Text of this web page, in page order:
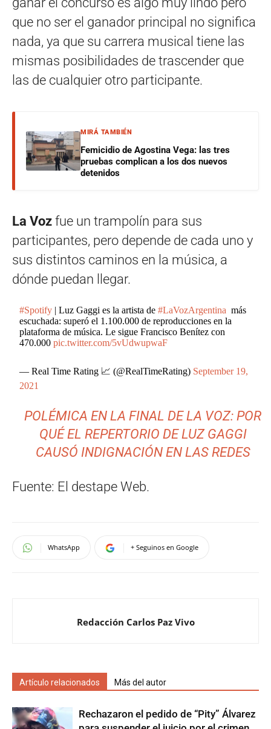
que no ser el ganador principal no significa
nada, ya que su carrera musical tiene las
mismas posibilidades de trascender que
las de cualquier otro participante.
MIRÁ TAMBIÉN
Femicidio de Agostina Vega: las tres
pruebas complican a los dos nuevos
detenidos
La Voz fue un trampolín para sus
participantes, pero depende de cada uno y
sus distintos caminos en la música, a
dónde puedan llegar.
#Spotify | Luz Gaggi es la artista de#LaVozArgentina más
escuchada: superó el 1.100.000 de reproducciones en la
plataforma de música. Le sigue Francisco Benítez con
470.000pic.twitter.com/5vUdwupwaF
— Real Time Rating 📈 (@RealTimeRating) September 19,
2021
POLÉMICA EN LA FINAL DE LA VOZ: POR
QUÉ EL REPERTORIO DE LUZ GAGGI
CAUSÓ INDIGNACIÓN EN LAS REDES
Fuente: El destape Web.
WhatsApp + Seguinos en Google
Redacción Carlos Paz Vivo
Artículo relacionados Más del autor
Rechazaron el pedido de “Pity” Álvarez